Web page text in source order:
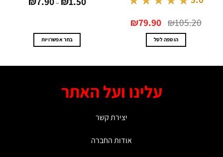
₪105.20 המקורי
היה:
₪105.20.
₪79.90 הנוכחי
הוא:
₪79.90.
הוספה לסל
–
⁦₪1.50⁩
בחר אפשרויות
סוגים. עלינו ועל האתר
יצירת קשר
אודות החברה